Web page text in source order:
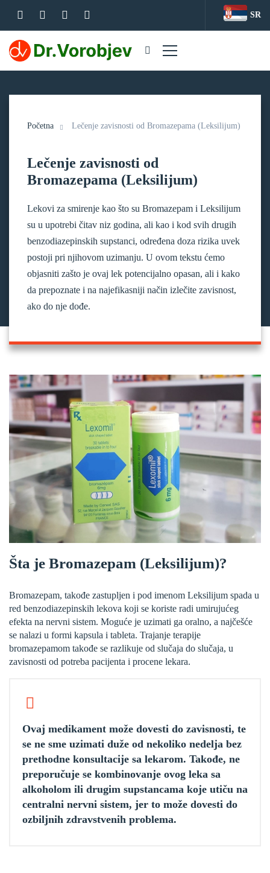
SR
Početna Lečenje zavisnosti od Bromazepama (Leksilijum)
Lečenje zavisnosti od
Bromazepama (Leksilijum)
Lekovi za smirenje kao što su Bromazepam i Leksilijum
su u upotrebi čitav niz godina, ali kao i kod svih drugih
benzodiazepinskih supstanci, određena doza rizika uvek
postoji pri njihovom uzimanju. U ovom tekstu ćemo
objasniti zašto je ovaj lek potencijalno opasan, ali i kako
da prepoznate i na najefikasniji način izlečite zavisnost,
ako do nje dođe.
Šta je Bromazepam (Leksilijum)?
Bromazepam, takođe zastupljen i pod imenom Leksilijum spada u
red benzodiazepinskih lekova koji se koriste radi umirujućeg
efekta na nervni sistem. Moguće je uzimati ga oralno, a najčešće
se nalazi u formi kapsula i tableta. Trajanje terapije
bromazepamom takođe se razlikuje od slučaja do slučaja, u
zavisnosti od potreba pacijenta i procene lekara.
Ovaj medikament može dovesti do zavisnosti, te
se ne sme uzimati duže od nekoliko nedelja bez
prethodne konsultacije sa lekarom. Takođe, ne
preporučuje se kombinovanje ovog leka sa
alkoholom ili drugim supstancama koje utiču na
centralni nervni sistem, jer to može dovesti do
ozbiljnih zdravstvenih problema.